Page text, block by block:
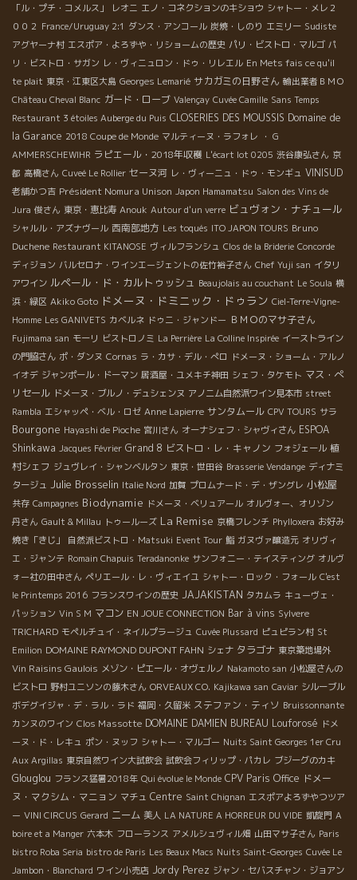
「ル・プチ・コメルス」
レオニ エノ・コネクションのキショウ シャトー・メレ２
００２ France/Uruguay 2:1 ダンス・アンコール 炭焼・しのり エミリー Sudiste
アグヤーナ村 エスポア・よろずや・リショームの歴史 パリ・ビストロ・マルゴ パ
リ・ビストロ・サガン レ・ヴィニュロン・ドゥ・リレエル En Mets fais ce qu'il
te plait 東京・江東区大島 Georges Lemarié サカガミの日野さん 輸出業者ＢＭＯ
Château Cheval Blanc ガード・ローブ Valençay Cuvée Camille Sans Temps
Restaurant 3 étoiles Auberge du Puis CLOSERIES DES MOUSSIS Domaine de
la Garance 2018 Coupe de Monde マルティーヌ・ラフォレ
・ G
AMMERSCHEWIHR ラピエール・2018年収穫 L'écart lot 0205 渋谷康弘さん 京
都 高橋さん Cuveé Le Rollier セーヌ河 レ・ヴィーニュ・ドゥ・モンギュ VINISUD
老舗かつ吉 Président Nomura Unison Japon Hamamatsu Salon des Vins de
Jura 俊さん 東京・恵比寿 Anouk Autour d'un verre ビュヴォン・ナチュール
シャルル・アズナヴール 西南部地方 Les toqués ITO JAPON TOURS Bruno
Duchene Restaurant KITANOSE ヴィルフランシュ Clos de la Briderie Concorde
ディジョン バルセロナ・ワインエージェントの佐竹裕子さん Chef Yuji san イタリ
アワイン ルペール・ド・カルトゥッシュ Beaujolais au couchant Le Soula 横
浜・緑区 Akiko Goto ドメーヌ・ドミニック・ドゥラン Ciel-Terre-Vigne-
Homme Les GANIVETS カベルネ ドゥニ・ジャンドー ＢＭＯのマサ子さん
Fujimama san モーリ ビストロノミ La Perrière La Colline Inspirée イーストライン
の門脇さん ポ・ダンヌ Cornas ラ・カサ・デル・ぺロ ドメーヌ・ショーム・アルノ
イオデ ジャンポール・ドーマン 居酒屋・ユメキチ神田 シェフ・タケモト マス・ぺ
リセール ドメーヌ・ブルノ・デュシェンヌ アノニム自然派ワイン見本市 street
Rambla エシャッペ・ベル・ロゼ Anne Lapierre サンタムール CPV TOURS サラ
Bourgone Hayashi de Pioche 宮川さん オーナシェフ・シャヴィさん ESPOA
Shinkawa Jacques Février Grand 8 ビストロ・レ・キャノン フォジェール 植
村シェフ ジュヴレイ・シャンベルタン 東京・世田谷 Brasserie Vendange ディナミ
タージュ Julie Brosselin Italie Nord 加賀 プロムナード・デ・ザングレ 小松屋
共存 Campagnes Biodynamie ドメーヌ・ベリュアール オルヴォー、オリゾン
丹さん Gault & Millau トゥールーズ La Remise 京橋フレンチ Phylloxera お好み
焼き「きじ」
自然派ビストロ・Matsuki Event Tour 鮨 ガヌヴァ醸造元 オリヴィ
エ・ジャンテ Romain Chapuis Teradanonke サンフォニー・テイスティング オルヴ
ォー社の田中さん ペリエール・レ・ヴィエイユ シャトー・ロック・フォール C'est
le Printemps 2016 フランスワインの歴史 JAJAKISTAN タカムラ キューヴェ・
パッション Vin S M マコン EN JOUE CONNECTION Bar à vins Sylvere
TRICHARD モペルチュイ・ネイルプラージュ Cuvée Plussard ピュピラン村 St
Emilion DOMAINE RAYMOND DUPONT FAHN シェナ タラゴナ 東京築地場外
Vin Raisins Gaulois メゾン・ピエール・オヴェルノ Nakamoto san 小松屋さんの
ビストロ 野村ユニソンの藤木さん ORVEAUX CO. Kajikawa san Caviar シルーブル
ボデグイジャ・デ・ラル・ラド 福岡・久留米 ステファン・ティソ Bruissonnante
カンヌのワイン Clos Massotte DOMAINE DAMIEN BUREAU Louforosé ドメ
ーヌ・ド・レキュ ポン・ヌッフ シャトー・マルゴー Nuits Saint Georges 1er Cru
Aux Argillas 東京自然ワイン大試飲会 試飲会フィリップ・パカレ ブジーグのカキ
Glouglou フランス猛暑2018年 Qui évolue le Monde CPV Paris Office ドメー
ヌ・マクシム・マニョン マチュ Centre Saint Chignan エスポアよろずやつツア
ー VINI CIRCUS Gerard ニーム 美人 LA NATURE A HORREUR DU VIDE 凱旋門 A
boire et a Manger 六本木 フローランス アメルシュヴィル畑 山田マサ子さん Paris
bistro Roba Seria bistro de Paris Les Beaux Macs Nuits Saint-Georges Cuvée Le
Jambon・Blanchard ワイン小売店 Jordy Perez ジャン・セバスチャン・ジョアン